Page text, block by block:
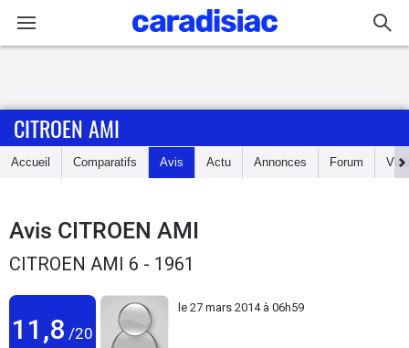
Accueil
Essais
Guide
Electriques
CITROEN AMI
Accueil Comparatifs Avis Actu Annonces Forum
Avis CITROEN AMI
CITROEN AMI 6 - 1961
11,8 /20
le 27 mars 2014 à 06h59